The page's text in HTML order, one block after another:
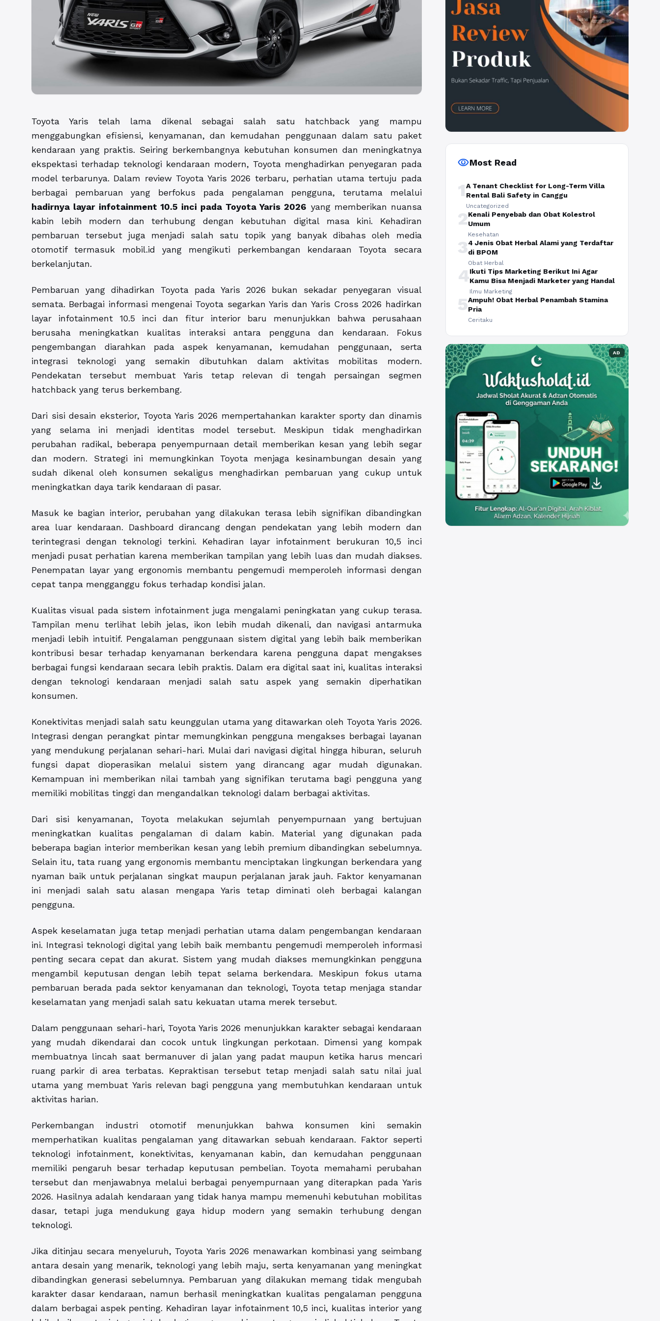
Toyota Yaris telah lama dikenal sebagai salah satu hatchback yang mampu
menggabungkan efisiensi, kenyamanan, dan kemudahan penggunaan dalam satu paket
kendaraan yang praktis. Seiring berkembangnya kebutuhan konsumen dan meningkatnya
ekspektasi terhadap teknologi kendaraan modern, Toyota menghadirkan penyegaran pada
model terbarunya. Dalam review Toyota Yaris 2026 terbaru, perhatian utama tertuju pada
berbagai pembaruan yang berfokus pada pengalaman pengguna, terutama melalui
hadirnya layar infotainment 10.5 inci pada Toyota Yaris 2026 yang memberikan nuansa
kabin lebih modern dan terhubung dengan kebutuhan digital masa kini. Kehadiran
pembaruan tersebut juga menjadi salah satu topik yang banyak dibahas oleh media
otomotif termasuk mobil.id yang mengikuti perkembangan kendaraan Toyota secara
berkelanjutan.
Pembaruan yang dihadirkan Toyota pada Yaris 2026 bukan sekadar penyegaran visual
semata. Berbagai informasi mengenai Toyota segarkan Yaris dan Yaris Cross 2026 hadirkan
layar infotainment 10.5 inci dan fitur interior baru menunjukkan bahwa perusahaan
berusaha meningkatkan kualitas interaksi antara pengguna dan kendaraan. Fokus
pengembangan diarahkan pada aspek kenyamanan, kemudahan penggunaan, serta
integrasi teknologi yang semakin dibutuhkan dalam aktivitas mobilitas modern.
Pendekatan tersebut membuat Yaris tetap relevan di tengah persaingan segmen
hatchback yang terus berkembang.
Dari sisi desain eksterior, Toyota Yaris 2026 mempertahankan karakter sporty dan dinamis
yang selama ini menjadi identitas model tersebut. Meskipun tidak menghadirkan
perubahan radikal, beberapa penyempurnaan detail memberikan kesan yang lebih segar
dan modern. Strategi ini memungkinkan Toyota menjaga kesinambungan desain yang
sudah dikenal oleh konsumen sekaligus menghadirkan pembaruan yang cukup untuk
meningkatkan daya tarik kendaraan di pasar.
Masuk ke bagian interior, perubahan yang dilakukan terasa lebih signifikan dibandingkan
area luar kendaraan. Dashboard dirancang dengan pendekatan yang lebih modern dan
terintegrasi dengan teknologi terkini. Kehadiran layar infotainment berukuran 10,5 inci
menjadi pusat perhatian karena memberikan tampilan yang lebih luas dan mudah diakses.
Penempatan layar yang ergonomis membantu pengemudi memperoleh informasi dengan
cepat tanpa mengganggu fokus terhadap kondisi jalan.
Kualitas visual pada sistem infotainment juga mengalami peningkatan yang cukup terasa.
Tampilan menu terlihat lebih jelas, ikon lebih mudah dikenali, dan navigasi antarmuka
menjadi lebih intuitif. Pengalaman penggunaan sistem digital yang lebih baik memberikan
kontribusi besar terhadap kenyamanan berkendara karena pengguna dapat mengakses
berbagai fungsi kendaraan secara lebih praktis. Dalam era digital saat ini, kualitas interaksi
dengan teknologi kendaraan menjadi salah satu aspek yang semakin diperhatikan
konsumen.
Konektivitas menjadi salah satu keunggulan utama yang ditawarkan oleh Toyota Yaris 2026.
Integrasi dengan perangkat pintar memungkinkan pengguna mengakses berbagai layanan
yang mendukung perjalanan sehari-hari. Mulai dari navigasi digital hingga hiburan, seluruh
fungsi dapat dioperasikan melalui sistem yang dirancang agar mudah digunakan.
Kemampuan ini memberikan nilai tambah yang signifikan terutama bagi pengguna yang
memiliki mobilitas tinggi dan mengandalkan teknologi dalam berbagai aktivitas.
Dari sisi kenyamanan, Toyota melakukan sejumlah penyempurnaan yang bertujuan
meningkatkan kualitas pengalaman di dalam kabin. Material yang digunakan pada
beberapa bagian interior memberikan kesan yang lebih premium dibandingkan sebelumnya.
Selain itu, tata ruang yang ergonomis membantu menciptakan lingkungan berkendara yang
nyaman baik untuk perjalanan singkat maupun perjalanan jarak jauh. Faktor kenyamanan
ini menjadi salah satu alasan mengapa Yaris tetap diminati oleh berbagai kalangan
pengguna.
Aspek keselamatan juga tetap menjadi perhatian utama dalam pengembangan kendaraan
ini. Integrasi teknologi digital yang lebih baik membantu pengemudi memperoleh informasi
penting secara cepat dan akurat. Sistem yang mudah diakses memungkinkan pengguna
mengambil keputusan dengan lebih tepat selama berkendara. Meskipun fokus utama
pembaruan berada pada sektor kenyamanan dan teknologi, Toyota tetap menjaga standar
keselamatan yang menjadi salah satu kekuatan utama merek tersebut.
Dalam penggunaan sehari-hari, Toyota Yaris 2026 menunjukkan karakter sebagai kendaraan
yang mudah dikendarai dan cocok untuk lingkungan perkotaan. Dimensi yang kompak
membuatnya lincah saat bermanuver di jalan yang padat maupun ketika harus mencari
ruang parkir di area terbatas. Kepraktisan tersebut tetap menjadi salah satu nilai jual
utama yang membuat Yaris relevan bagi pengguna yang membutuhkan kendaraan untuk
aktivitas harian.
Perkembangan industri otomotif menunjukkan bahwa konsumen kini semakin
memperhatikan kualitas pengalaman yang ditawarkan sebuah kendaraan. Faktor seperti
teknologi infotainment, konektivitas, kenyamanan kabin, dan kemudahan penggunaan
memiliki pengaruh besar terhadap keputusan pembelian. Toyota memahami perubahan
tersebut dan menjawabnya melalui berbagai penyempurnaan yang diterapkan pada Yaris
2026. Hasilnya adalah kendaraan yang tidak hanya mampu memenuhi kebutuhan mobilitas
dasar, tetapi juga mendukung gaya hidup modern yang semakin terhubung dengan
teknologi.
Jika ditinjau secara menyeluruh, Toyota Yaris 2026 menawarkan kombinasi yang seimbang
antara desain yang menarik, teknologi yang lebih maju, serta kenyamanan yang meningkat
dibandingkan generasi sebelumnya. Pembaruan yang dilakukan memang tidak mengubah
karakter dasar kendaraan, namun berhasil meningkatkan kualitas pengalaman pengguna
dalam berbagai aspek penting. Kehadiran layar infotainment 10,5 inci, kualitas interior yang
visibilityMost Read
1A Tenant Checklist for Long-Term Villa
Rental Bali Safety in Canggu
Uncategorized
2Kenali Penyebab dan Obat Kolestrol
Umum
Kesehatan
34 Jenis Obat Herbal Alami yang Terdaftar
di BPOM
Obat Herbal
4Ikuti Tips Marketing Berikut Ini Agar
Kamu Bisa Menjadi Marketer yang Handal
Ilmu Marketing
5Ampuh! Obat Herbal Penambah Stamina
Pria
Ceritaku
AD